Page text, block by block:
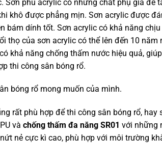
phủ acrylic có những chất phụ gia để
khô được phẳng mịn. Sơn acrylic được
bám dính tốt. Sơn acrylic có khả năng
thọ của sơn acrylic có thể lên đến 10 năm
khả năng chống thấm nước hiệu quả,
thi công sân bóng rổ.
bóng rổ mong muốn của mình.
rất phù hợp đểthi công sân bóng rổ, hay
và chống thấm đa năng SR01 với những
nẻ cực kì cao, phù hợp với môi trường